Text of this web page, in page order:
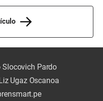
Slocovich Pardo
Ugaz Oscanoa